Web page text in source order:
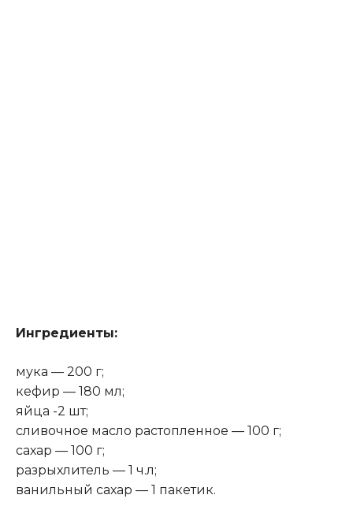
Ингредиенты:
мука — 200 г;
кефир — 180 мл;
яйца -2 шт;
сливочное масло растопленное — 100 г;
сахар — 100 г;
разрыхлитель — 1 ч.л;
ванильный сахар — 1 пакетик.